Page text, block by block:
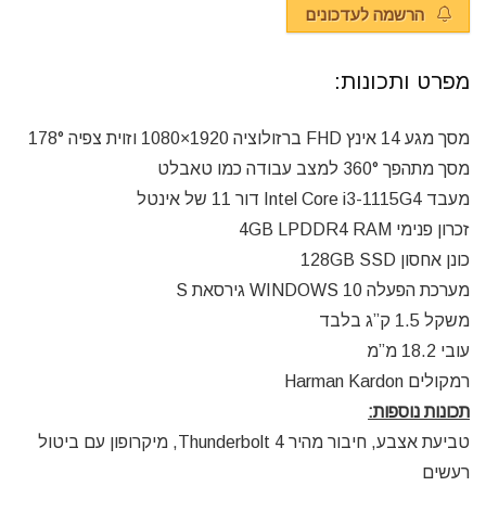
הרשמה לעדכונים
מפרט ותכונות:
מסך מגע 14 אינץ FHD ברזולוציה 1920×1080 וזוית צפיה 178°
מסך מתהפך 360° למצב עבודה כמו טאבלט
מעבד Intel Core i3-1115G4 דור 11 של אינטל
זכרון פנימי 4GB LPDDR4 RAM
כונן אחסון 128GB SSD
מערכת הפעלה WINDOWS 10 גירסאת S
משקל 1.5 ק”ג בלבד
עובי 18.2 מ”מ
רמקולים Harman Kardon
תכונות נוספות:
טביעת אצבע, חיבור מהיר Thunderbolt 4, מיקרופון עם ביטול
רעשים